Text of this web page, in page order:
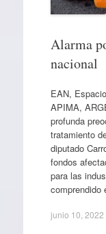
Alarma
nacional
EAN,
APIMA,
profunda
tratamiento
diputado
fondos
para las
junio 10, 2022